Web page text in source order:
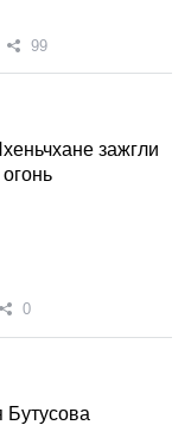
99
зажгли
0